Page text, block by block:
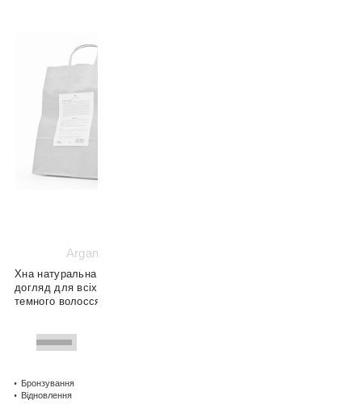
Arganiae
Хна натуральна фарба-
догляд для всіх типів
темного волосся та шкіри
Бронзування
Відновлення